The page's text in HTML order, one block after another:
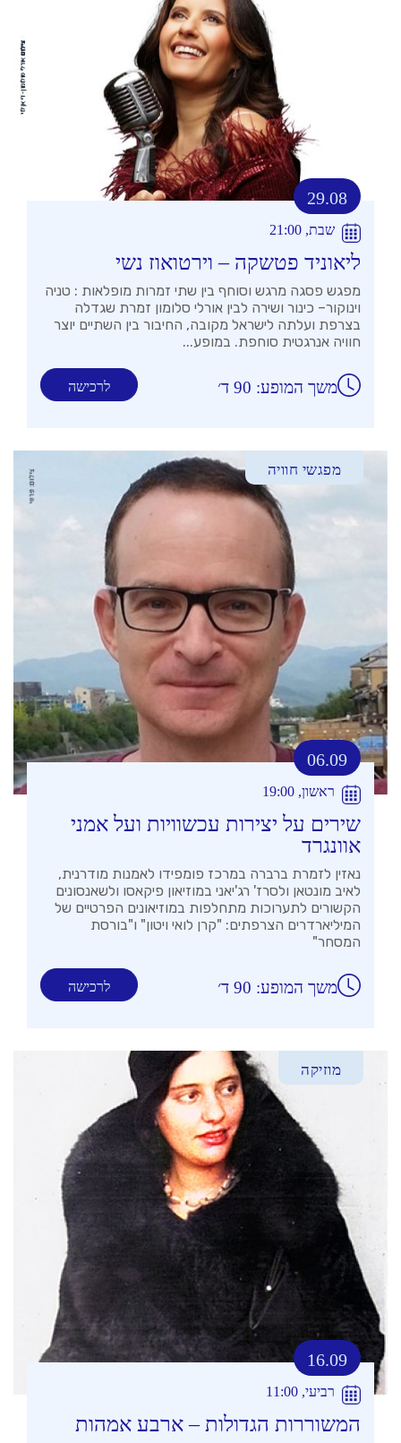
29.08
שבת, 21:00
ליאוניד פטשקה – וירטואוז נשי
מפגש פסגה מרגש וסוחף בין שתי זמרות מופלאות : טניה
וינוקור– כינור ושירה לבין אורלי סלומון זמרת שגדלה
בצרפת ועלתה לישראל מקובה, החיבור בין השתיים יוצר
חוויה אנרגטית סוחפת. במופע...
לרכישה משך המופע: 90 ד׳
מפגשי חוויה
06.09
ראשון, 19:00
שירים על יצירות עכשוויות ועל אמני
אוונגרד
נאזין לזמרת ברברה במרכז פומפידו לאמנות מודרנית,
לאיב מונטאן ולסרז' רג'יאני במוזיאון פיקאסו ולשאנסונים
הקשורים לתערוכות מתחלפות במוזיאונים הפרטיים של
המיליארדרים הצרפתים: "קרן לואי ויטון" ו"בורסת
המסחר"
לרכישה משך המופע: 90 ד׳
מוזיקה
16.09
רביעי, 11:00
המשוררות הגדולות – ארבע אמהות